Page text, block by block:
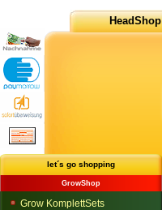
let´s go shopping
GrowShop
Grow KomplettSets
HeadShop